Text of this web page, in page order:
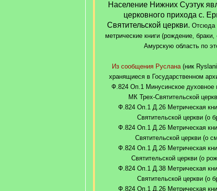
Население Нижних Суэтук
церковного прихода с.
Святительской церкви. Отсюда
метрические книги (рождение,
Амурскую область по
Из сообщения Руслана(ник
хранящиеся в Государственном
Ф.824 Оп.1 Минусинское духовное
МК Трех-Святительской
Ф.824 Оп.1 Д.26 Метрическая
Святительской церкви (о
Ф.824 Оп.1 Д.26 Метрическая
Святительской церкви (о
Ф.824 Оп.1 Д.26 Метрическая
Святительской церкви (о
Ф.824 Оп.1 Д.38 Метрическая
Святительской церкви (о
Ф.824 Оп.1 Д.26 Метрическая